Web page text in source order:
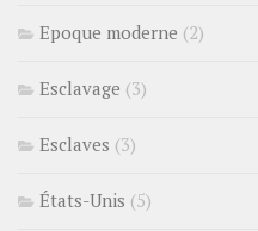
Epoque moderne (2)
Esclavage (3)
Esclaves (3)
États-Unis (5)